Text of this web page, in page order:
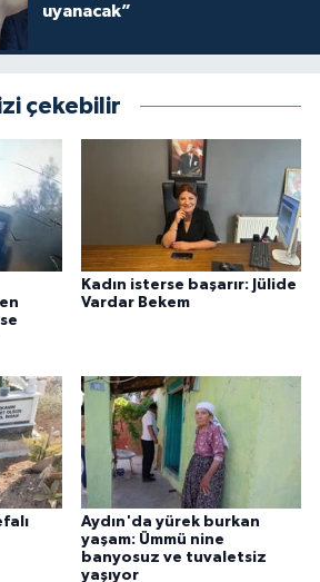
uyanacak”
çekebilir
Kadın isterse başarır: Jülide
Vardar Bekem
Aydın'da yürek burkan
yaşam: Ümmü nine
banyosuz ve tuvaletsiz
yaşıyor